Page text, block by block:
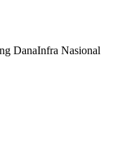
DanaInfra Nasional